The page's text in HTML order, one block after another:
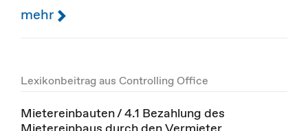
mehr
Lexikonbeitrag aus Controlling Office
Mietereinbauten / 4.1 Bezahlung des